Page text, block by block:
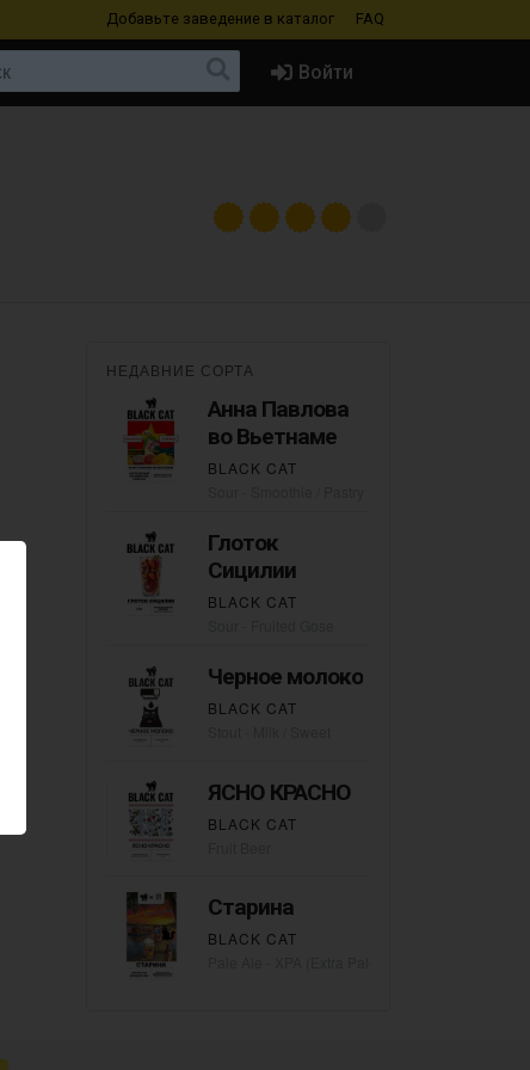
Добавьте заведение в каталог FAQ
Войти
НЕДАВНИЕ СОРТА
Анна Павлова
во Вьетнаме
BLACK CAT
Глоток
Сицилии
BLACK CAT
Черное молоко
BLACK CAT
ЯСНО КРАСНО
BLACK CAT
Старина
BLACK CAT